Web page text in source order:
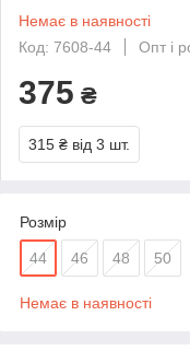
Немає в наявності
Код: 7608-44
Опт і
375 ₴
315 ₴ від 3 шт.
Розмір
44 46 48 50
Немає в наявності